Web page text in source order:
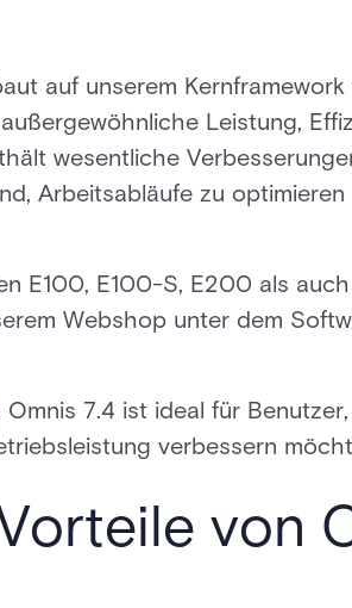
auf unserem
Leistung,
wesentliche
Arbeitsabläufe zu
E100, E100-S, E200 als
Webshop unter dem
Omnis 7.4 ist ideal für
verbessern
von